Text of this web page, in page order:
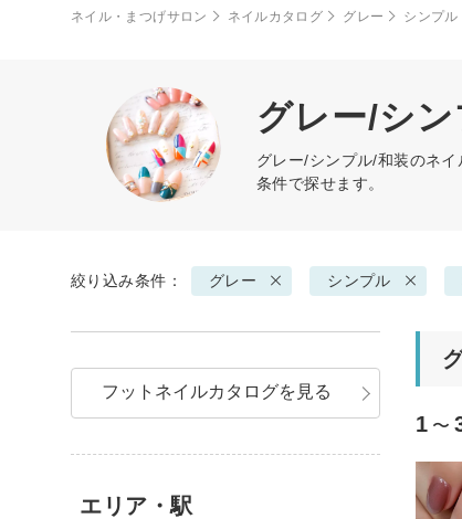
ネイル・まつげサロン ネイルカタログ グレー シンプル
グレー/シ
グレー/シンプル/和装のネ
条件で探せます。
絞り込み条件： グレー シンプル
1 〜
フットネイルカタログを見る
エリア・駅